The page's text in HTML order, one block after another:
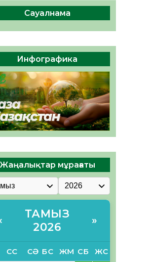
Рүстемұлы облыс
кеңесшісі болып
46 0
Сауалнама
Инфографика
Жаңалықтар мұрағаты
ТАМЫЗ
2026
»
СС СӘ БС ЖМ СБ ЖС